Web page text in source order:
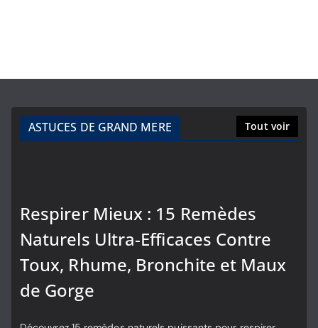
du
plusieurs
Les
options
sur
page
du
produit
ASTUCES DE GRAND MERE Tout voir
Respirer Mieux : 15 Remèdes
Naturels Ultra-Efficaces Contre
Toux, Rhume, Bronchite et Maux
de Gorge